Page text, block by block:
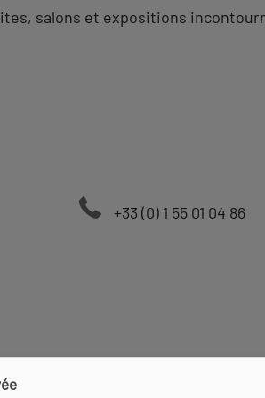
salons et expositions
+33 (0) 1 55 01 04 86